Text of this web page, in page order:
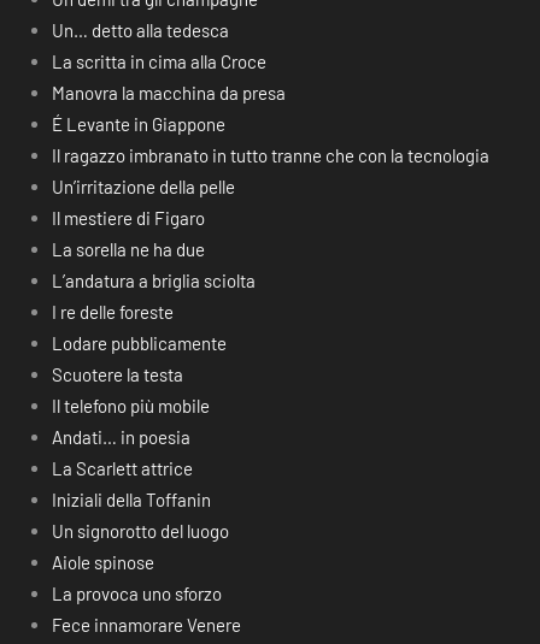
Un… detto alla tedesca
La scritta in cima alla Croce
Manovra la macchina da presa
É Levante in Giappone
Il ragazzo imbranato in tutto tranne che con la tecnologia
Un’irritazione della pelle
Il mestiere di Figaro
La sorella ne ha due
L’andatura a briglia sciolta
I re delle foreste
Lodare pubblicamente
Scuotere la testa
Il telefono più mobile
Andati… in poesia
La Scarlett attrice
Iniziali della Toffanin
Un signorotto del luogo
Aiole spinose
La provoca uno sforzo
Fece innamorare Venere